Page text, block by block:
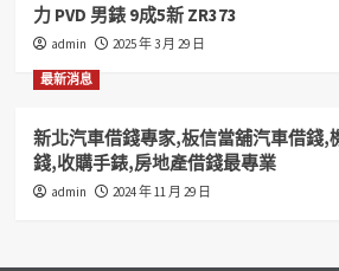
錶
專
業
力 PVD 男錶 9成5新 ZR373
admin 2025 年 3 月 29 日
最新消息
新北汽車借錢專家,板信當舖汽車借錢,
錢,收購手錶,房地產借錢最專業
admin 2024 年 11 月 29 日